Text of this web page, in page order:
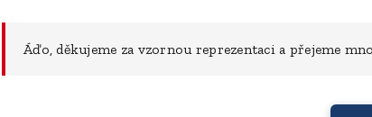
Áďo, děkujeme za vzornou reprezentaci a přejeme